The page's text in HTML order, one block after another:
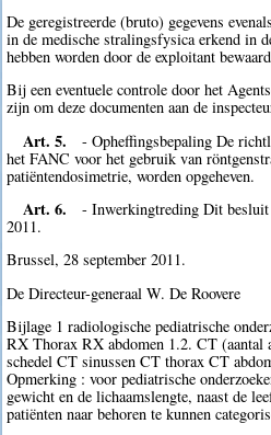
De geregistreerde (bruto) gegevens
in de medische stralingsfysica erkend in
hebben worden door de exploitant
Bij een eventuele controle door het
zijn om deze documenten aan de
Art. 5.
- Opheffingsbepaling De
het FANC voor het gebruik van
patiëntendosimetrie, worden opgeheven.
Art. 6.
- Inwerkingtreding Dit
2011.
Brussel, 28 september 2011.
De Directeur-generaal W. De Roovere
Bijlage 1 radiologische pediatrische
RX Thorax RX abdomen 1.2. CT (aantal
schedel CT sinussen CT thorax CT
Opmerking : voor pediatrische
gewicht en de lichaamslengte, naast de
patiënten naar behoren te kunnen